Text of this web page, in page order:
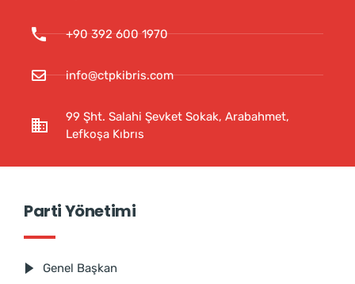
+90 392 600 1970
info@ctpkibris.com
99 Şht. Salahi Şevket Sokak, Arabahmet,
Lefkoşa Kıbrıs
Parti Yönetimi
Genel Başkan